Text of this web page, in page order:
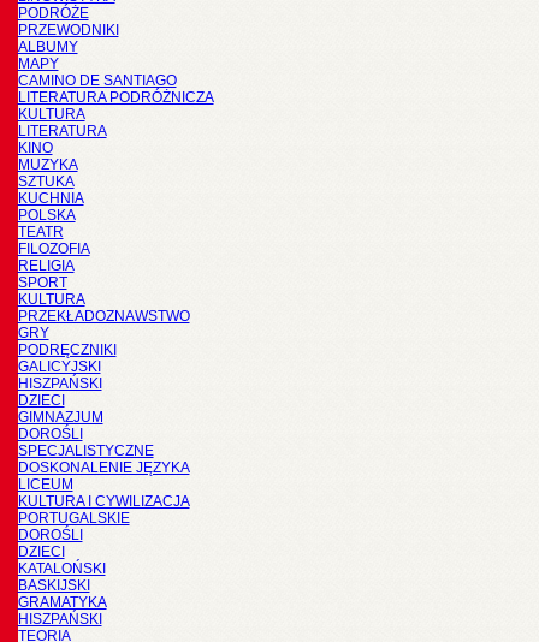
PODRÓŻE
PRZEWODNIKI
ALBUMY
MAPY
CAMINO DE SANTIAGO
LITERATURA PODRÓŻNICZA
KULTURA
LITERATURA
KINO
MUZYKA
SZTUKA
KUCHNIA
POLSKA
TEATR
FILOZOFIA
RELIGIA
SPORT
KULTURA
PRZEKŁADOZNAWSTWO
GRY
PODRĘCZNIKI
GALICYJSKI
HISZPAŃSKI
DZIECI
GIMNAZJUM
DOROŚLI
SPECJALISTYCZNE
DOSKONALENIE JĘZYKA
LICEUM
KULTURA I CYWILIZACJA
PORTUGALSKIE
DOROŚLI
DZIECI
KATALOŃSKI
BASKIJSKI
GRAMATYKA
HISZPAŃSKI
TEORIA